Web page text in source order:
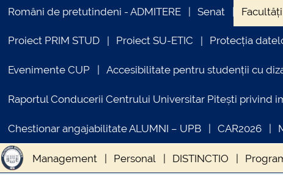
Români de pretutindeni - ADMITERE Senat Facultăți
Proiect PRIM STUD Proiect SU-ETIC Protecția
Evenimente CUP Accesibilitate pentru studenții cu
Raportul Conducerii Centrului Universitar Pitești privind
Chestionar angajabilitate ALUMNI – UPB CAR2026
Management Personal DISTINCTIO